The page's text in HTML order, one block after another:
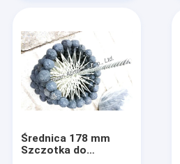
Średnica 178 mm
Szczotka do